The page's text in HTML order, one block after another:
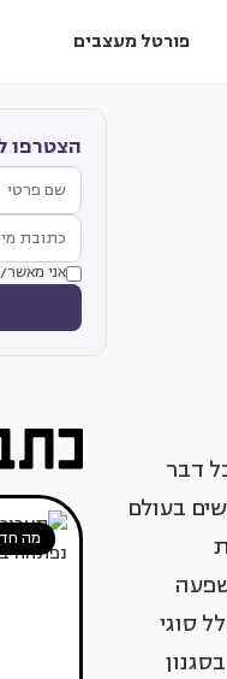
פורטל מעצבים
דבר
בעולם
סוגי
הצטרפו
אני
מה